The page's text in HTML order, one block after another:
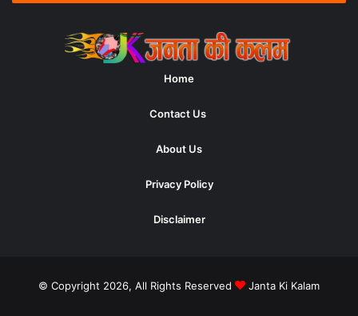
Home
Contact Us
About Us
Privacy Policy
Disclaimer
© Copyright 2026, All Rights Reserved Janta Ki Kalam